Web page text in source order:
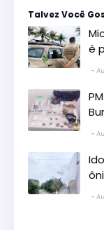
Talvez Você
é